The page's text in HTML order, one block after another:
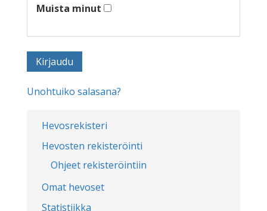
Hevosrekisteri
Hevosten rekisteröinti
Ohjeet rekisteröintiin
Omat hevoset
Statistiikka
Muista minut
Unohtuiko salasana?